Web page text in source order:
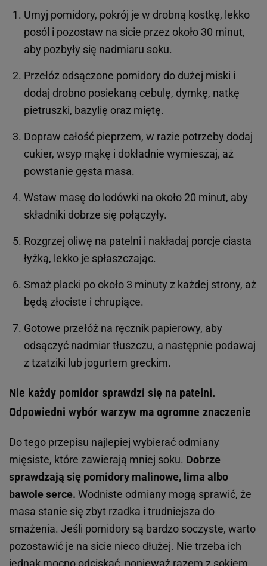
Umyj pomidory, pokrój je w drobną kostkę, lekko
posól i pozostaw na sicie przez około 30 minut,
aby pozbyły się nadmiaru soku.
Przełóż odsączone pomidory do dużej miski i
dodaj drobno posiekaną cebulę, dymkę, natkę
pietruszki, bazylię oraz miętę.
Dopraw całość pieprzem, w razie potrzeby dodaj
cukier, wsyp mąkę i dokładnie wymieszaj, aż
powstanie gęsta masa.
Wstaw masę do lodówki na około 20 minut, aby
składniki dobrze się połączyły.
Rozgrzej oliwę na patelni i nakładaj porcje ciasta
łyżką, lekko je spłaszczając.
Smaż placki po około 3 minuty z każdej strony, aż
będą złociste i chrupiące.
Gotowe przełóż na ręcznik papierowy, aby
odsączyć nadmiar tłuszczu, a następnie podawaj
z tzatziki lub jogurtem greckim.
Nie każdy pomidor sprawdzi się na patelni.
Odpowiedni wybór warzyw ma ogromne znaczenie
Do tego przepisu najlepiej wybierać odmiany
mięsiste, które zawierają mniej soku. Dobrze
sprawdzają się pomidory malinowe, lima albo
bawole serce. Wodniste odmiany mogą sprawić, że
masa stanie się zbyt rzadka i trudniejsza do
smażenia. Jeśli pomidory są bardzo soczyste, warto
pozostawić je na sicie nieco dłużej. Nie trzeba ich
jednak mocno odciskać, ponieważ razem z sokiem